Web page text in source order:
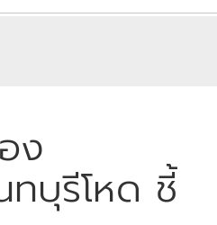
ง
บุรีโหด ชี้